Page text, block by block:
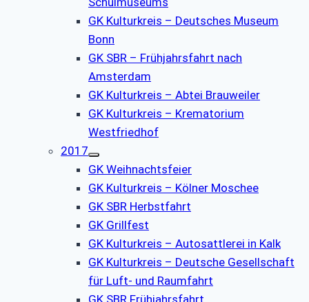
GK Kulturkreis – Deutsches Museum
Bonn
GK SBR – Frühjahrsfahrt nach
Amsterdam
GK Kulturkreis – Abtei Brauweiler
GK Kulturkreis – Krematorium
Westfriedhof
2017
GK Weihnachtsfeier
GK Kulturkreis – Kölner Moschee
GK SBR Herbstfahrt
GK Grillfest
GK Kulturkreis – Autosattlerei in Kalk
GK Kulturkreis – Deutsche Gesellschaft
für Luft- und Raumfahrt
GK SBR Frühjahrsfahrt